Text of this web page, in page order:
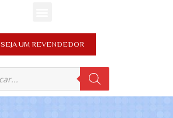
SEJA UM REVENDEDOR